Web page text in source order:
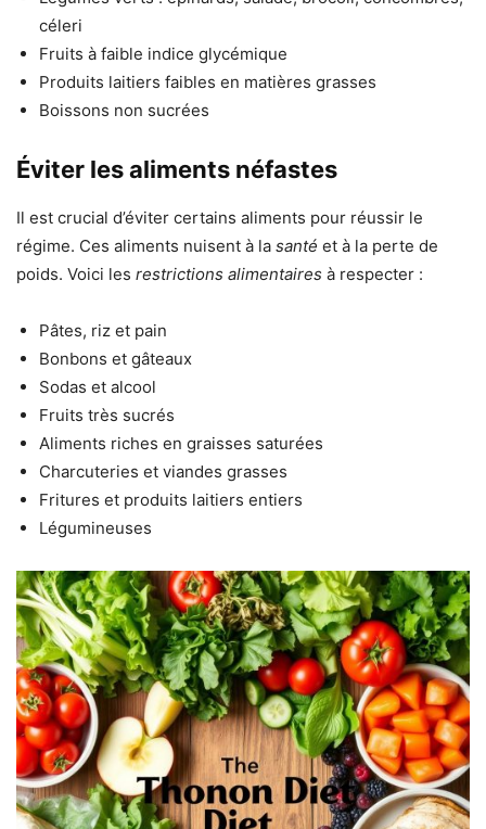
céleri
Fruits à faible indice glycémique
Produits laitiers faibles en matières grasses
Boissons non sucrées
Éviter les aliments néfastes
Il est crucial d’éviter certains aliments pour réussir le
régime. Ces aliments nuisent à la santé et à la perte de
poids. Voici les restrictions alimentaires à respecter :
Pâtes, riz et pain
Bonbons et gâteaux
Sodas et alcool
Fruits très sucrés
Aliments riches en graisses saturées
Charcuteries et viandes grasses
Fritures et produits laitiers entiers
Légumineuses